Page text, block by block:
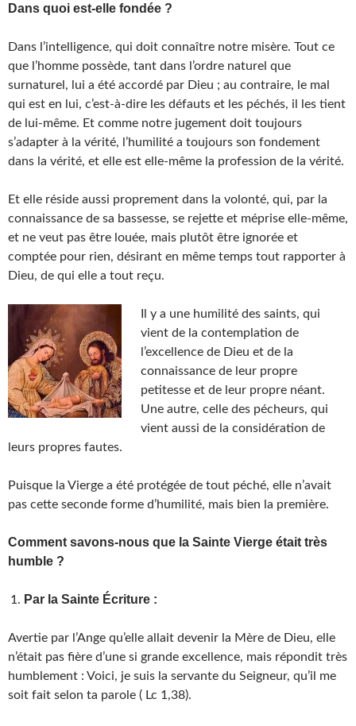
Dans quoi est-elle fondée ?
Dans l’intelligence, qui doit connaître notre misère. Tout ce
que l’homme possède, tant dans l’ordre naturel que
surnaturel, lui a été accordé par Dieu ; au contraire, le mal
qui est en lui, c’est-à-dire les défauts et les péchés, il les tient
de lui-même. Et comme notre jugement doit toujours
s’adapter à la vérité, l’humilité a toujours son fondement
dans la vérité, et elle est elle-même la profession de la vérité.
Et elle réside aussi proprement dans la volonté, qui, par la
connaissance de sa bassesse, se rejette et méprise elle-même,
et ne veut pas être louée, mais plutôt être ignorée et
comptée pour rien, désirant en même temps tout rapporter à
Dieu, de qui elle a tout reçu.
Il y a une humilité des saints, qui
vient de la contemplation de
l’excellence de Dieu et de la
connaissance de leur propre
petitesse et de leur propre néant.
Une autre, celle des pécheurs, qui
vient aussi de la considération de
leurs propres fautes.
Puisque la Vierge a été protégée de tout péché, elle n’avait
pas cette seconde forme d’humilité, mais bien la première.
Comment savons-nous que la Sainte Vierge était très
humble ?
Par la Sainte Écriture :
Avertie par l’Ange qu’elle allait devenir la Mère de Dieu, elle
n’était pas fière d’une si grande excellence, mais répondit très
humblement : Voici, je suis la servante du Seigneur, qu’il me
soit fait selon ta parole ( Lc 1,38).